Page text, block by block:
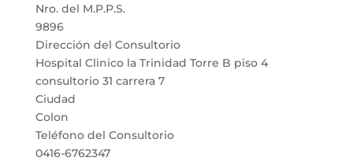
Nro. del M.P.P.S.
9896
Dirección del Consultorio
Hospital Clinico la Trinidad Torre B piso 4
consultorio 31 carrera 7
Ciudad
Colon
Teléfono del Consultorio
0416-6762347